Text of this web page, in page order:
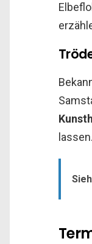
lassen.